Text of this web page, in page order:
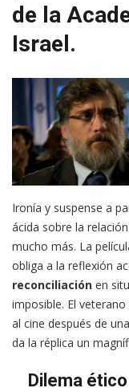
de la
Israel.
Ironía y suspense a
ácida sobre la
mucho más. La
obliga a la reflexión
reconciliación en
imposible. El
al cine después de
da la réplica un
Dilema ético